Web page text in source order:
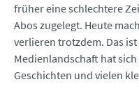
früher eine schlechtere
Abos zugelegt. Heute
verlieren trotzdem. Das
Medienlandschaft hat
Geschichten und vielen